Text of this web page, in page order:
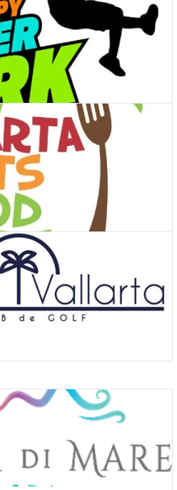
y tours
Cupones
y tours
Cupones
y tours
Cupones
y tours
Cupones